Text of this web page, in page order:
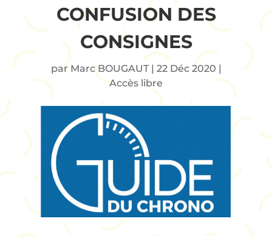
CONFUSION DES
CONSIGNES
par Marc BOUGAUT| 22 Déc 2020
Accès libre